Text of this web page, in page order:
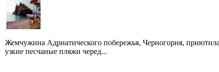
Жемчужина Адриатического побережья, Черногория,
узкие песчаные пляжи черед...